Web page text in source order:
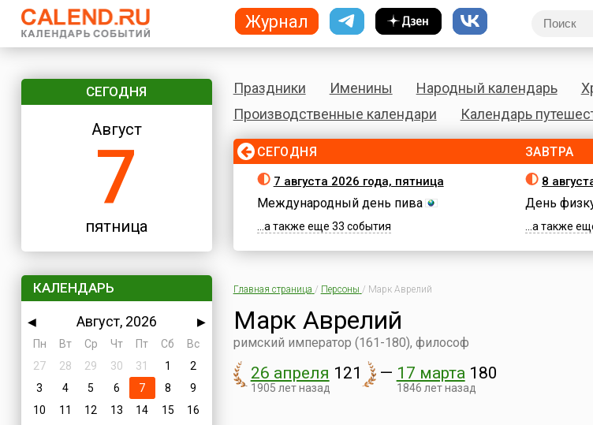
СЕГОДНЯ
Август
7
пятница
КАЛЕНДАРЬ
◀ Август, 2026
▶
Пн
Вт Ср Чт Пт Сб
Вс
27
28 29 30 31 1
2
3
4 5 6 7 8
9
10
11 12 13 14 15
16
Праздники Именины Народный календарь
Производственные календари
Календарь
СЕГОДНЯ
7 августа 2026 года, пятница
Международный день пива
...а также еще 33 события
ЗАВТРА
8
День
...а также
Главная страница / Персоны / Марк Аврелий
Марк Аврелий
римский император (161-180), философ
26 апреля 121
1905 лет назад
— 17 марта180
1846 лет назад
Журнал